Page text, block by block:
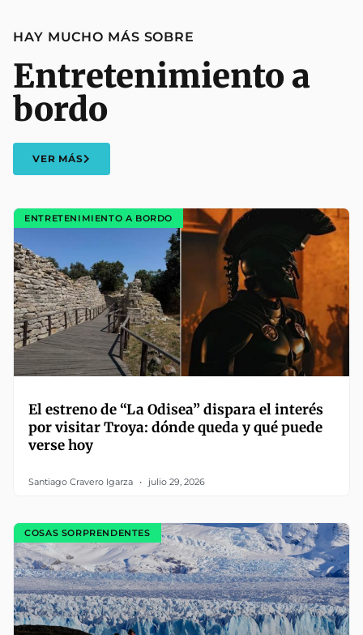
HAY MUCHO MÁS SOBRE
Entretenimiento a
bordo
VER MÁS
ENTRETENIMIENTO A BORDO
El estreno de “La Odisea” dispara el interés
por visitar Troya: dónde queda y qué puede
verse hoy
Santiago Cravero Igarza julio 29, 2026
COSAS SORPRENDENTES